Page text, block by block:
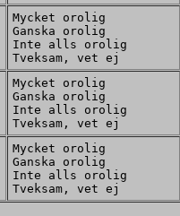
Mycket orolig
Ganska orolig
Inte alls orolig
Tveksam, vet ej
Mycket orolig
Ganska orolig
Inte alls orolig
Tveksam, vet ej
Mycket orolig
Ganska orolig
Inte alls orolig
Tveksam, vet ej